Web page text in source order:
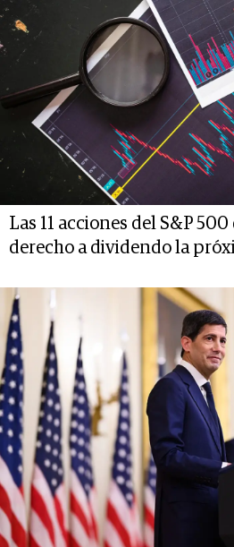
Las 11 acciones del S&P
derecho a dividendo la